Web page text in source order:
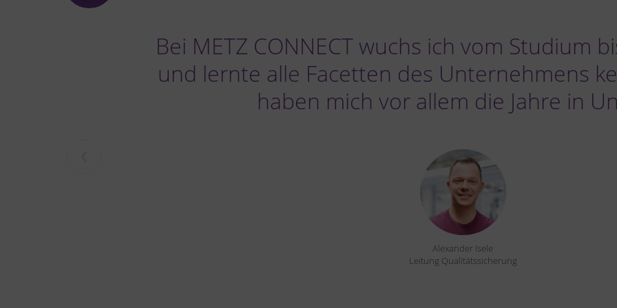
Bei METZ CONNECT wuchs ich vom Studium
und lernte alle Facetten des Unternehmens
haben mich vor allem die Jahre in
Alexander Isele
Leitung Qualitätssicherung